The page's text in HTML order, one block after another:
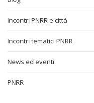
Incontri PNRR e città
Incontri tematici PNRR
News ed eventi
PNRR